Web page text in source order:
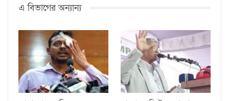
এ বিভাগের অন্যান্য